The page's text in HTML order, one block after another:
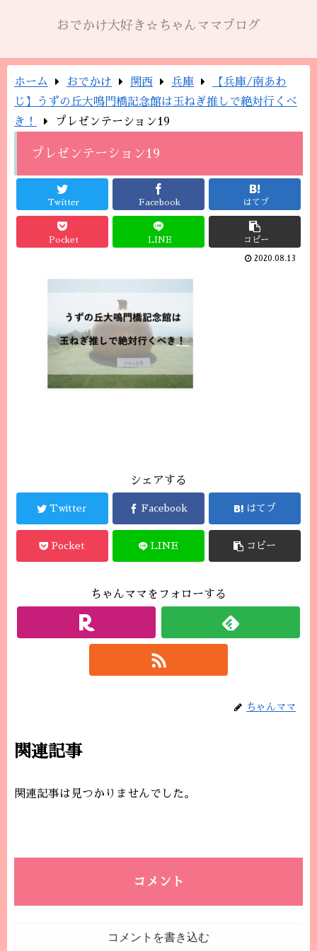
おでかけ大好き☆ちゃんママブログ
ホーム おでかけ 関西 兵庫
【兵庫/南あわ
じ】うずの丘大鳴門橋記念館は玉ねぎ推しで絶対行くべ
き！
プレゼンテーション19
プレゼンテーション19
Twitter Facebook はてブ
Pocket LINE コピー
2020.08.13
シェアする
Twitter Facebook はてブ
Pocket LINE コピー
ちゃんママをフォローする
ちゃんママ
関連記事
関連記事は見つかりませんでした。
コメント
コメントを書き込む